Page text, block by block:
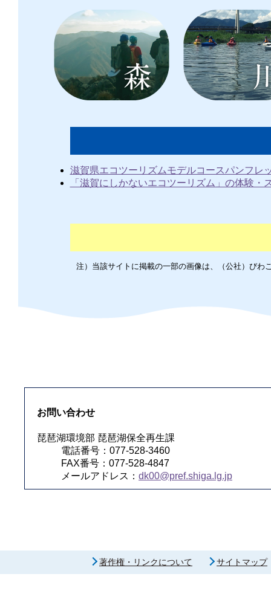
滋賀県エコツーリズムモデルコースパンフレ
「滋賀にしかないエコツーリズム」の体験・
注）当該サイトに掲載の一部の画像は、（公社）びわ
お問い合わせ
琵琶湖環境部 琵琶湖保全再生課
電話番号：077-528-3460
FAX番号：077-528-4847
メールアドレス： dk00@pref.shiga.lg.jp
著作権・リンクについて サイトマップ